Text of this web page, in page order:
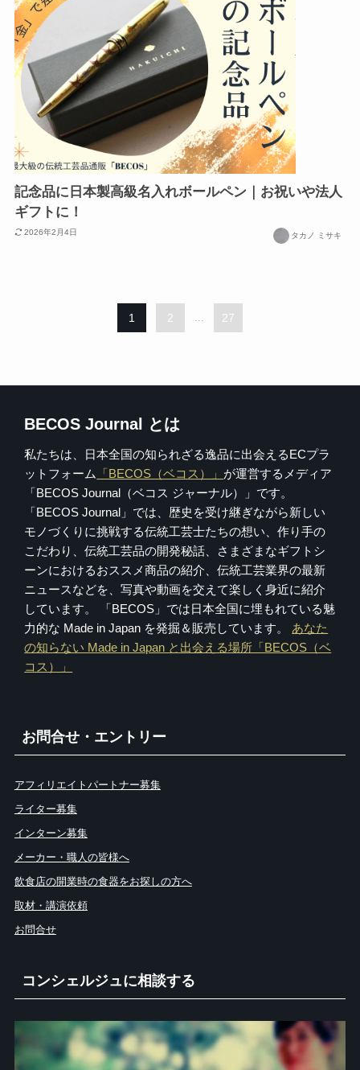
記念品に日本製高級名入れボールペン｜お祝いや法人
ギフトに！
2026年2月4日 タカノ ミサキ
1 2 27
BECOS Journal とは
私たちは、日本全国の知られざる逸品に出会えるECプラ
ットフォーム
「BECOS（ベコス）」 が運営するメディア
「BECOS Journal（ベコス ジャーナル）」です。
「BECOS Journal」では、歴史を受け継ぎながら新しい
モノづくりに挑戦する伝統工芸士たちの想い、作り手の
こだわり、伝統工芸品の開発秘話、さまざまなギフトシ
ーンにおけるおススメ商品の紹介、伝統工芸業界の最新
ニュースなどを、写真や動画を交えて楽しく身近に紹介
しています。 「BECOS」では日本全国に埋もれている魅
力的な Made in Japan を発掘＆販売しています。 あなた
の知らない Made in Japan と出会える場所「BECOS（ベ
コス）」
お問合せ・エントリー
アフィリエイトパートナー募集
ライター募集
インターン募集
メーカー・職人の皆様へ
飲食店の開業時の食器をお探しの方へ
取材・講演依頼
お問合せ
コンシェルジュに相談する